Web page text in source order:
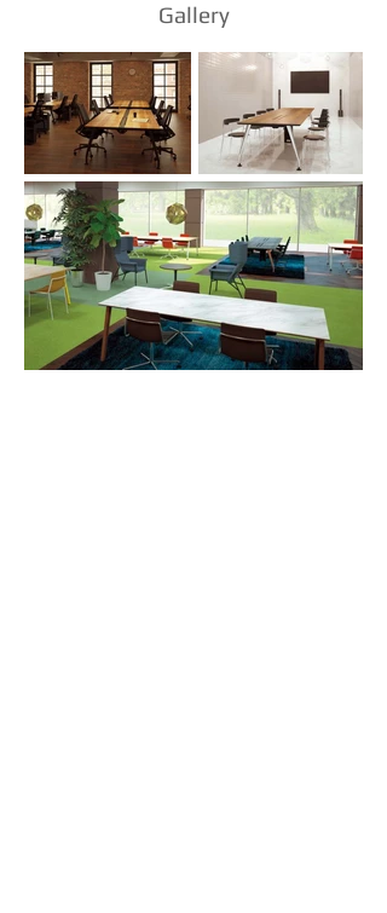
Gallery